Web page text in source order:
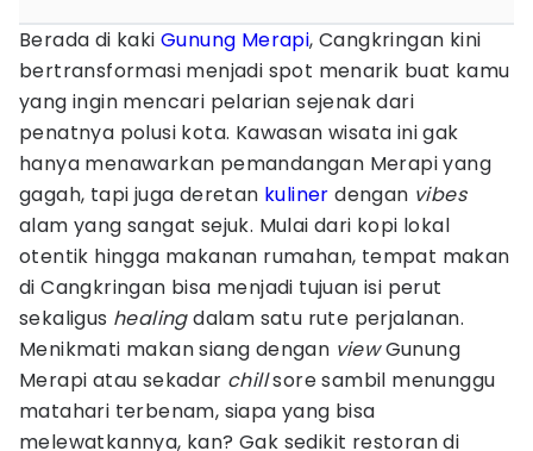
Berada di kakiGunung Merapi, Cangkringan kini
bertransformasi menjadi spot menarik buat kamu
yang ingin mencari pelarian sejenak dari
penatnya polusi kota. Kawasan wisata ini gak
hanya menawarkan pemandangan Merapi yang
gagah, tapi juga deretan kuliner dengan vibes
alam yang sangat sejuk. Mulai dari kopi lokal
otentik hingga makanan rumahan, tempat makan
di Cangkringan bisa menjadi tujuan isi perut
sekaligus healingdalam satu rute perjalanan.
Menikmati makan siang dengan viewGunung
Merapi atau sekadar chillsore sambil menunggu
matahari terbenam, siapa yang bisa
melewatkannya, kan? Gak sedikit restoran di